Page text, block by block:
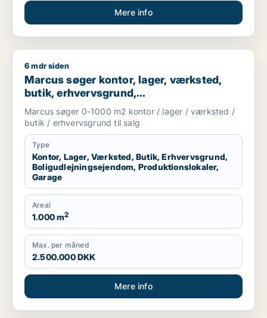
Mere info
Marcus søger kontor, lager, værksted, butik,
6 mdr siden
Marcus søger kontor, lager, værksted,
butik, erhvervsgrund,
boligudlejningsejendom,
produktionslokaler eller garage til salg i
Storkøbenhavn
Marcus søger 0-1000 m2 kontor / lager / værksted /
butik / erhvervsgrund til salg
Type
Kontor, Lager, Værksted, Butik, Erhvervsgrund,
Boligudlejningsejendom, Produktionslokaler,
Garage
Areal
1.000 m2
Max. per måned
2.500.000 DKK
Mere info